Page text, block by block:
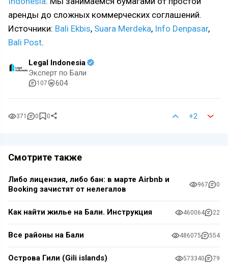
аренды до сложных коммерческих соглашений.
Источники: Bali Ekbis, Suara Merdeka, Info Denpasar,
Bali Post.
Legal Indonesia
Эксперт по Бали
107 604
371 0 0 +2
Смотрите также
Либо лицензия, либо бан: в марте Airbnb и
Booking зачистят от нелегалов
967 0
Как найти жилье на Бали. Инструкция 460064 22
Все районы на Бали 486075 554
Острова Гили (Gili islands) 573340 79